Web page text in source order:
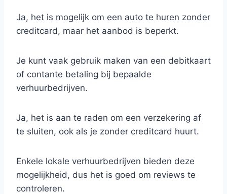
Ja, het is mogelijk om een auto te huren zonder
creditcard, maar het aanbod is beperkt.
Je kunt vaak gebruik maken van een debitkaart
of contante betaling bij bepaalde
verhuurbedrijven.
Ja, het is aan te raden om een verzekering af
te sluiten, ook als je zonder creditcard huurt.
Enkele lokale verhuurbedrijven bieden deze
mogelijkheid, dus het is goed om reviews te
controleren.